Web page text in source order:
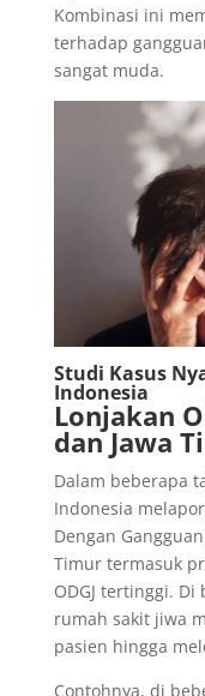
Kombinasi ini
terhadap
sangat muda.
Studi Kasus
Indonesia
Lonjakan
dan Jawa
Dalam beberapa
Indonesia
Dengan Gangguan
Timur termasuk
ODGJ tertinggi.
rumah sakit jiwa
pasien hingga
Contohnya, di